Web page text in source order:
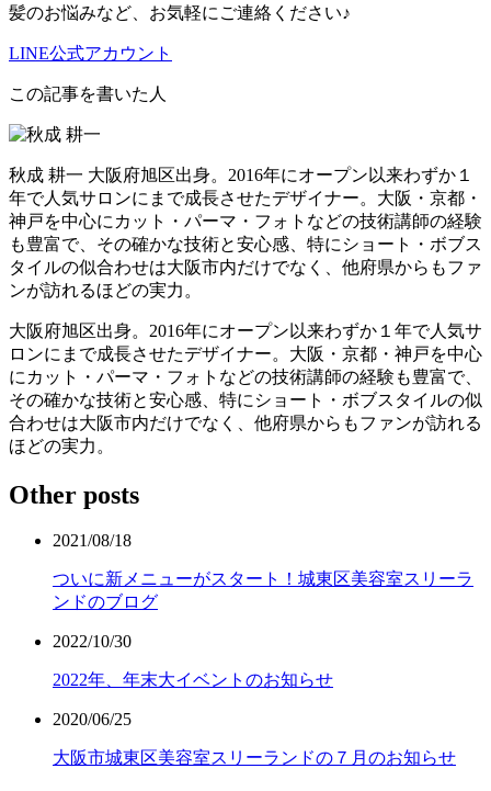
髪のお悩みなど、お気軽にご連絡ください♪
LINE公式アカウント
この記事を書いた人
秋成 耕一 大阪府旭区出身。2016年にオープン以来わずか１
年で人気サロンにまで成長させたデザイナー。大阪・京都・
神戸を中心にカット・パーマ・フォトなどの技術講師の経験
も豊富で、その確かな技術と安心感、特にショート・ボブス
タイルの似合わせは大阪市内だけでなく、他府県からもファ
ンが訪れるほどの実力。
大阪府旭区出身。2016年にオープン以来わずか１年で人気サ
ロンにまで成長させたデザイナー。大阪・京都・神戸を中心
にカット・パーマ・フォトなどの技術講師の経験も豊富で、
その確かな技術と安心感、特にショート・ボブスタイルの似
合わせは大阪市内だけでなく、他府県からもファンが訪れる
ほどの実力。
Other posts
2021/08/18
ついに新メニューがスタート！城東区美容室スリーラ
ンドのブログ
2022/10/30
2022年、年末大イベントのお知らせ
2020/06/25
大阪市城東区美容室スリーランドの７月のお知らせ